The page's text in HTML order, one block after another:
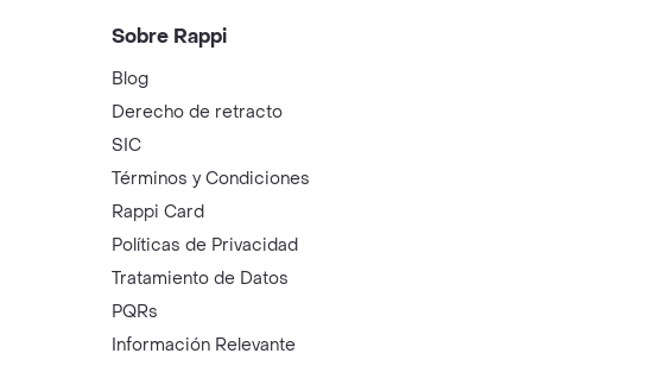
Sobre Rappi
Blog
Derecho de retracto
SIC
Términos y Condiciones
Rappi Card
Políticas de Privacidad
Tratamiento de Datos
PQRs
Información Relevante